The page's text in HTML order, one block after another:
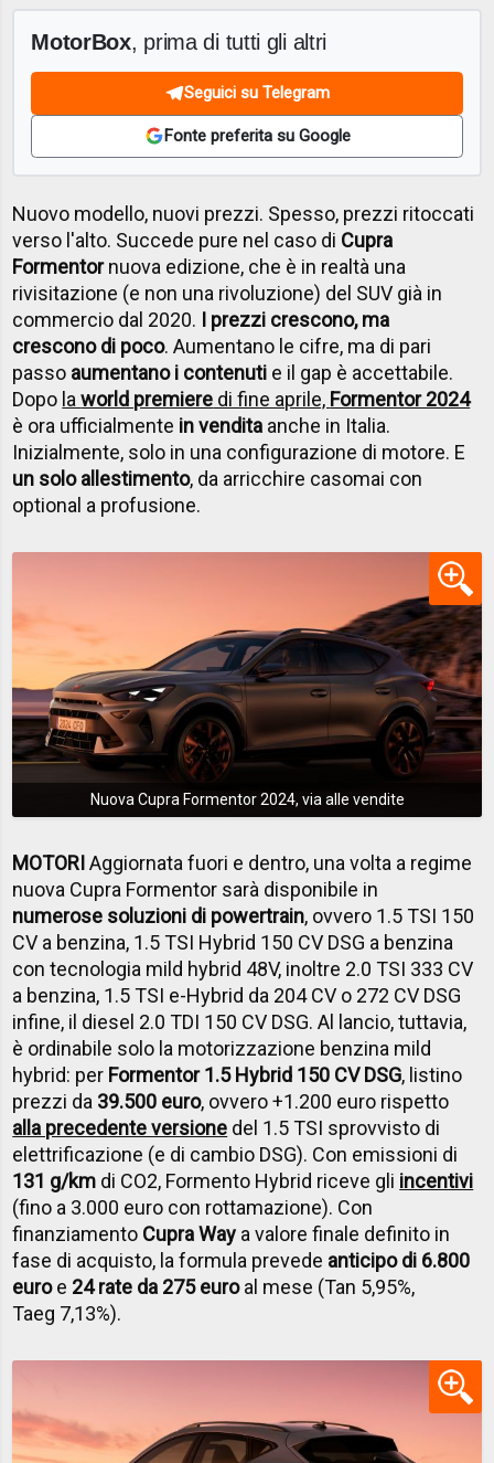
MotorBox, prima di tutti gli altri
Seguici su Telegram
Fonte preferita su Google
Nuovo modello, nuovi prezzi. Spesso, prezzi ritoccati
verso l'alto. Succede pure nel caso di Cupra
Formentornuova edizione, che è in realtà una
rivisitazione (e non una rivoluzione) del SUV già in
commercio dal 2020. I prezzi crescono, ma
crescono di poco. Aumentano le cifre, ma di pari
passo aumentano i contenuti e il gap è accettabile.
Dopo laworld premiere di fine aprile, Formentor 2024
è ora ufficialmente in vendita anche in Italia.
Inizialmente, solo in una configurazione di motore. E
un solo allestimento, da arricchire casomai con
optional a profusione.
Nuova Cupra Formentor 2024, via alle vendite
MOTORIAggiornata fuori e dentro, una volta a regime
nuova Cupra Formentor sarà disponibile in
numerose soluzioni di powertrain, ovvero 1.5 TSI 150
CV a benzina, 1.5 TSI Hybrid 150 CV DSG a benzina
con tecnologia mild hybrid 48V, inoltre 2.0 TSI 333 CV
a benzina, 1.5 TSI e-Hybrid da 204 CV o 272 CV DSG
infine, il diesel 2.0 TDI 150 CV DSG. Al lancio, tuttavia,
è ordinabile solo la motorizzazione benzina mild
hybrid: per Formentor 1.5 Hybrid 150 CV DSG, listino
prezzi da 39.500 euro, ovvero +1.200 euro rispetto
alla precedente versione del 1.5 TSI sprovvisto di
elettrificazione (e di cambio DSG). Con emissioni di
131 g/km di CO2, Formento Hybrid riceve gli incentivi
(fino a 3.000 euro con rottamazione). Con
finanziamento Cupra Way a valore finale definito in
fase di acquisto, la formula prevede anticipo di 6.800
euroe 24 rate da 275 euroal mese (Tan 5,95%,
Taeg 7,13%).